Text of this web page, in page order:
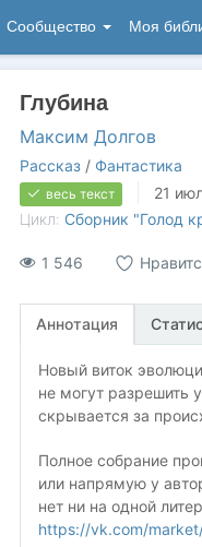
Сообщество Моя
Глубина
Максим Долгов
Рассказ/ Фантастика
весь текст 21
Цикл: Сборник "Голод
1 546
Аннотация
Новый виток
не могут разрешить
скрывается за
Полное собрание
или напрямую у
нет ни на одной
https://vk.com/